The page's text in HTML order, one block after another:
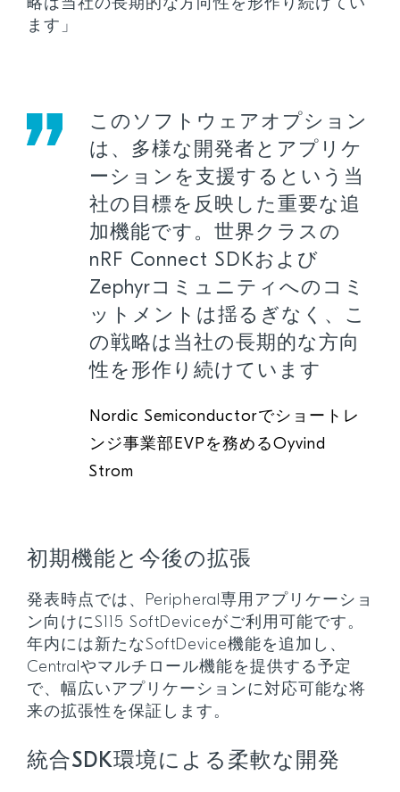
略は当社の長期的な方向性を形作り続けてい
ます」
このソフトウェアオプション
は、多様な開発者とアプリケ
ーションを支援するという当
社の目標を反映した重要な追
加機能です。世界クラスの
nRF Connect SDKおよび
Zephyrコミュニティへのコミ
ットメントは揺るぎなく、こ
の戦略は当社の長期的な方向
性を形作り続けています
Nordic Semiconductorでショートレ
ンジ事業部EVPを務めるOyvind
Strom
初期機能と今後の拡張
発表時点では、Peripheral専用アプリケーショ
ン向けにS115 SoftDeviceがご利用可能です。
年内には新たなSoftDevice機能を追加し、
Centralやマルチロール機能を提供する予定
で、幅広いアプリケーションに対応可能な将
来の拡張性を保証します。
統合SDK環境による柔軟な開発